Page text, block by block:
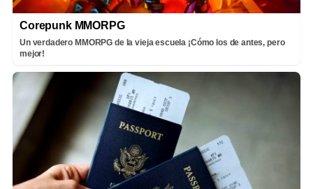
Corepunk MMORPG
Un verdadero MMORPG de la vieja escuela ¡Cómo los de antes, pero
mejor!